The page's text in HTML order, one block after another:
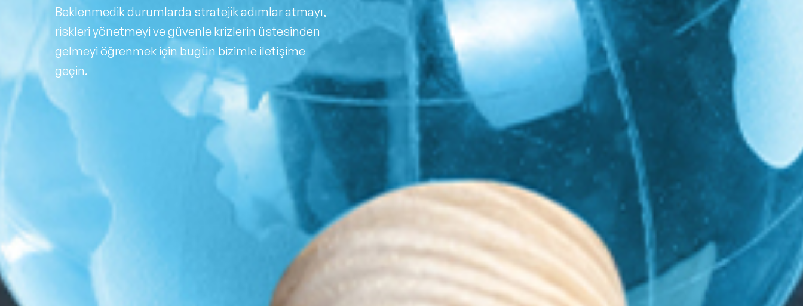
Beklenmedik durumlarda stratejik adımlar atmayı,
riskleri yönetmeyi ve güvenle krizlerin üstesinden
gelmeyi öğrenmek için bugün bizimle iletişime
geçin.
Liderlik Konuşmacıları
Finans & Ekonomi Konuşmacıları
Yapay Zeka Konuşmacıları
Pazarlama & Yaratıcılık Konuşmacıları
Dijital Dönüşüm Konuşmacıları
İlham Veren Konuşmacılar
Değişim Yönetimi Konuşmacıları
Başarı Öyküleri Konuşmacıları
C-Level Konuşmacılar